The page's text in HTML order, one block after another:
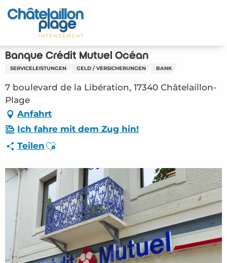
Aller
au
principal
Startseite - DE
Entdecken Sie
Aktivitäten
Zu leben
Treffpunkt
Ihr Aufenthalt - DE
ORG – Banque Crédit Mutuel Océan
(Châtelaillon-Plage) #2808253
Banque Crédit Mutuel Océan
SERVICELEISTUNGEN GELD / VERSICHERUNGEN BANK
7 boulevard de la Libération, 17340 Châtelaillon-
Plage
Anfahrt
Ich fahre mit dem Zug hin!
Teilen Ajouter aux favoris